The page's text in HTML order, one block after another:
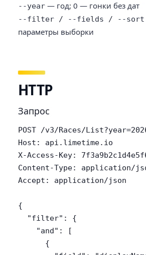
--year — год; 0 — гонки без дат
--filter / --fields / --
параметры выборки
HTTP
Запрос
POST /v3/Races/
Host: api.limetime.io
X-Access-Key:
Content-Type: application/
Accept: application/json
{
  "filter": {
    "and": [
      {